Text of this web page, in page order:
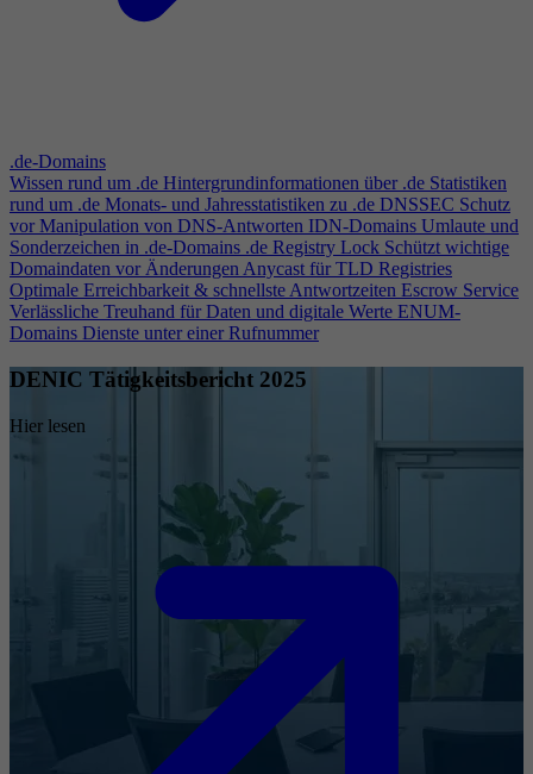
.de-Domains
Wissen rund um .de Hintergrundinformationen über .de Statistiken
rund um .de Monats- und Jahresstatistiken zu .de DNSSEC Schutz
vor Manipulation von DNS-Antworten IDN-Domains Umlaute und
Sonderzeichen in .de-Domains .de Registry Lock Schützt wichtige
Domaindaten vor ÄnderungenAnycast für TLD Registries
Optimale Erreichbarkeit & schnellste Antwortzeiten Escrow Service
Verlässliche Treuhand für Daten und digitale Werte ENUM-
Domains Dienste unter einer Rufnummer
DENIC Tätigkeitsbericht 2025
Hier lesen